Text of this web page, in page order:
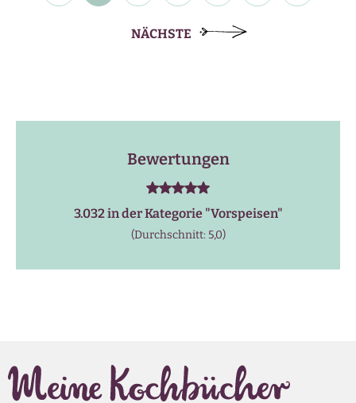
NÄCHSTE
Bewertungen
3.032 in der Kategorie "Vorspeisen"
(Durchschnitt: 5,0)